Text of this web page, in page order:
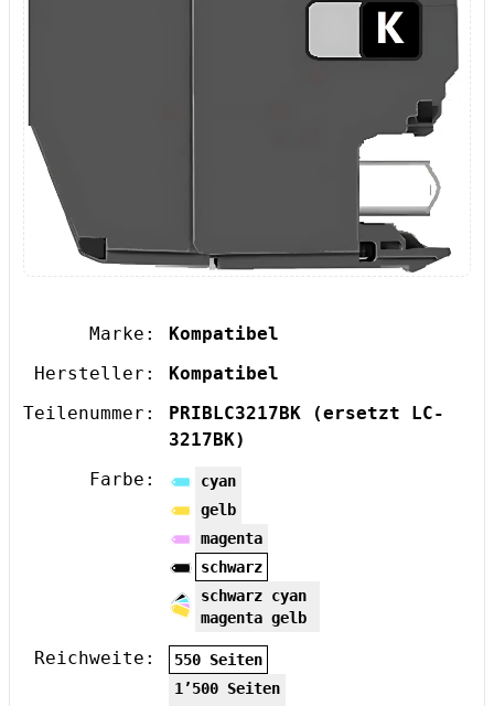
Marke:
Kompatibel
Hersteller:
Kompatibel
Teilenummer:
PRIBLC3217BK
(ersetzt LC-
3217BK)
Farbe:
cyan
gelb
magenta
schwarz
schwarz cyan
magenta gelb
Reichweite:
550 Seiten
1’500 Seiten